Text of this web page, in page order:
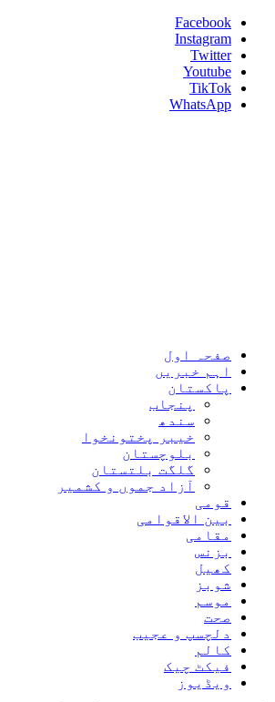
Skip
content
Facebook
Instagram
Twitter
Youtube
TikTok
WhatsApp
صفحہ اول
اہم خبریں
پاکستان
پنجاب
سندھ
خیبر پختونخوا
بلوچستان
گلگت بلتستان
آزاد جموں و کشمیر
قومی
بین الاقوامی
مقامی
بزنس
کھیل
شوبز
موسم
صحت
دلچسپ و عجیب
کالم
فیکٹ چیک
ویڈیوز